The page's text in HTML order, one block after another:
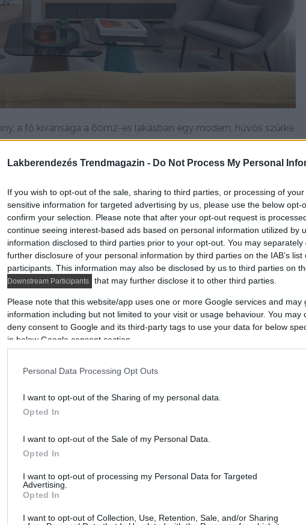
Lakberendezés Trendmagazin - Do Not Process My Personal
If you wish to opt-out of the sale, sharing to third parties, or processing of
sensitive information for targeted advertising by us, please use the below opt-
confirm your selection. Please note that after your opt-out request is
continue seeing interest-based ads based on personal information utilized by
information disclosed to third parties prior to your opt-out. You may
further disclosure of your personal information by third parties on the IAB’s list
participants. This information may also be disclosed by us to third parties on
Downstream Participants
that may further disclose it to other third parties.
Please note that this website/app uses one or more Google services and may
information including but not limited to your visit or usage behaviour. You may
deny consent to Google and its third-party tags to use your data for below
in below Google consent section.
Personal Data Processing Opt Outs
I want to opt-out of the Sharing of my personal data.
Opted In
I want to opt-out of the Sale of my Personal Data.
Opted In
I want to opt-out of processing my Personal Data for Targeted
Advertising.
Opted In
I want to opt-out of Collection, Use, Retention, Sale, and/or Sharing
a fő kívánsága a 60m2-es lakásban egy modern, hűvös szürke
DETAILS